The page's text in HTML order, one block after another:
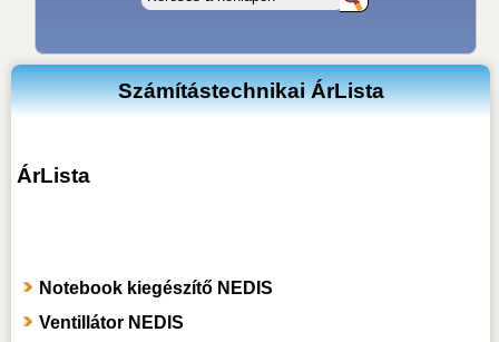
Számítástechnikai ÁrLista
ÁrLista
Notebook kiegészítő NEDIS
Ventillátor NEDIS